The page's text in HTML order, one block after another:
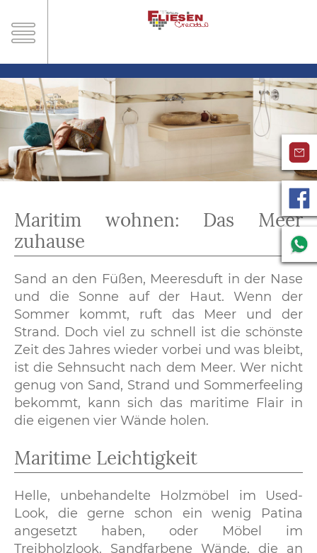
Maritim wohnen: Das Meer
zuhause
Sand an den Füßen, Meeresduft in der Nase
und die Sonne auf der Haut. Wenn der
Sommer kommt, ruft das Meer und der
Strand. Doch viel zu schnell ist die schönste
Zeit des Jahres wieder vorbei und was bleibt,
ist die Sehnsucht nach dem Meer. Wer nicht
genug von Sand, Strand und Sommerfeeling
bekommt, kann sich das maritime Flair in
die eigenen vier Wände holen.
Maritime Leichtigkeit
Helle, unbehandelte Holzmöbel im Used-
Look, die gerne schon ein wenig Patina
angesetzt haben, oder Möbel im
Treibholzlook. Sandfarbene Wände, die an